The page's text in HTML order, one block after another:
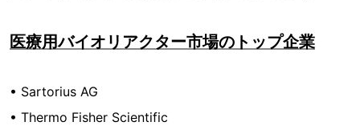
医療用バイオリアクター市場のトップ企業
• Sartorius AG
• Thermo Fisher Scientific